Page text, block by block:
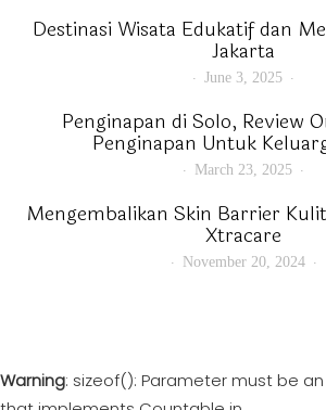
Destinasi Wisata Edukatif dan
Jakarta
June 3, 2025
Penginapan di Solo, Review
Penginapan Untuk
March 23, 2025
Mengembalikan Skin Barrier
Xtracare
November 20, 2024
Warning: sizeof(): Parameter must be